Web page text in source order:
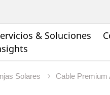
& Soluciones
Solares
Cable Premium